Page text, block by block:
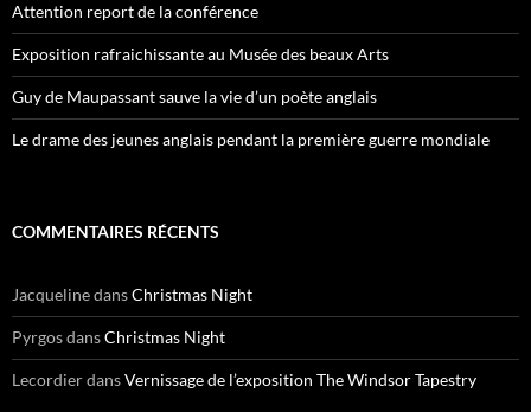
Attention report de la conférence
Exposition rafraichissante au Musée des beaux Arts
Guy de Maupassant sauve la vie d’un poète anglais
Le drame des jeunes anglais pendant la première guerre mondiale
COMMENTAIRES RÉCENTS
JacquelinedansChristmas Night
PyrgosdansChristmas Night
LecordierdansVernissage de l’exposition The Windsor Tapestry